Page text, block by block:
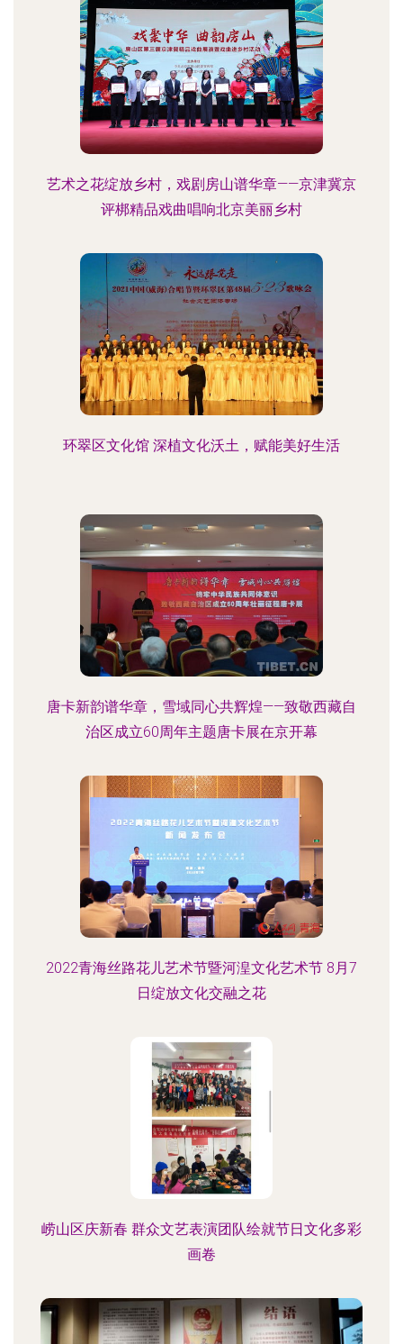
艺术之花绽放乡村，戏剧房山谱华章——京津冀京
评梆精品戏曲唱响北京美丽乡村
环翠区文化馆 深植文化沃土，赋能美好生活
唐卡新韵谱华章，雪域同心共辉煌——致敬西藏自
治区成立60周年主题唐卡展在京开幕
2022青海丝路花儿艺术节暨河湟文化艺术节 8月7
日绽放文化交融之花
崂山区庆新春 群众文艺表演团队绘就节日文化多彩
画卷